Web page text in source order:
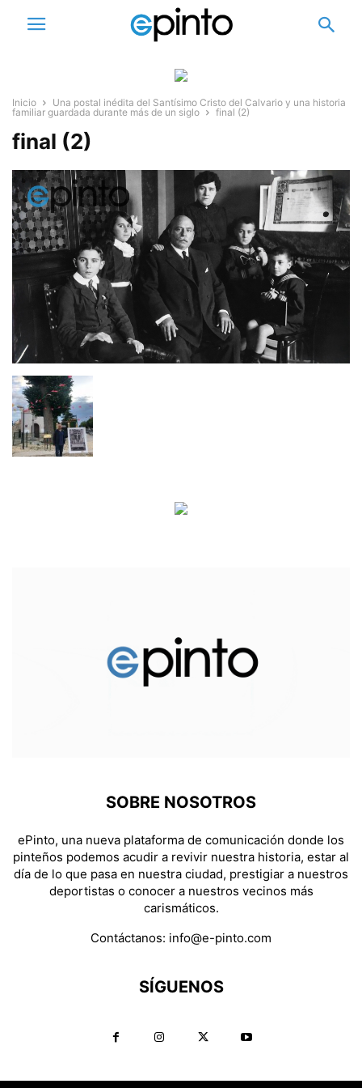
Inicio
Una postal inédita del Santísimo Cristo del Calvario y una historia
familiar guardada durante más de un siglo
final (2)
final (2)
SOBRE NOSOTROS
ePinto, una nueva plataforma de comunicación donde los
pinteños podemos acudir a revivir nuestra historia, estar al
día de lo que pasa en nuestra ciudad, prestigiar a nuestros
deportistas o conocer a nuestros vecinos más
carismáticos.
Contáctanos: info@e-pinto.com
SÍGUENOS